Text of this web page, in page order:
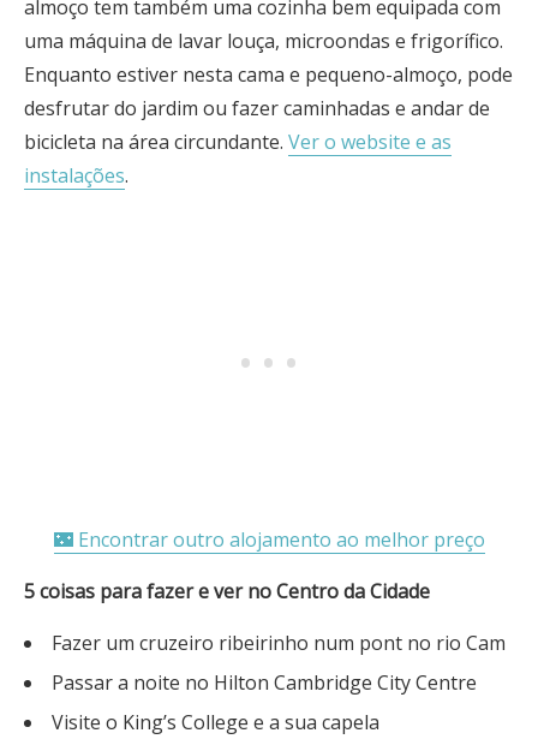
almoço tem também uma cozinha bem equipada com
uma máquina de lavar louça, microondas e frigorífico.
Enquanto estiver nesta cama e pequeno-almoço, pode
desfrutar do jardim ou fazer caminhadas e andar de
bicicleta na área circundante. Ver o website e as
instalações.
🌃 Encontrar outro alojamento ao melhor preço
5 coisas para fazer e ver no Centro da Cidade
Fazer um cruzeiro ribeirinho num pont no rio Cam
Passar a noite no Hilton Cambridge City Centre
Visite o King’s College e a sua capela